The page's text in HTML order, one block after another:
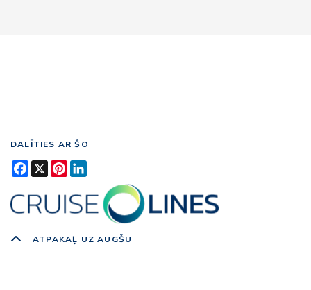
DALĪTIES AR ŠO
Facebook
X Pinterest
ATPAKAĻ UZ AUGŠU